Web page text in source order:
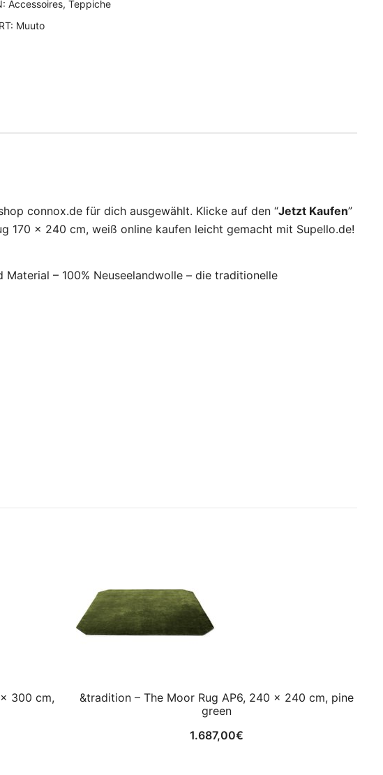
Accessoires, Teppiche
Muuto
connox.de für dich ausgewählt. Klicke auf den “Jetzt Kaufen”
170 x 240 cm, weiß online kaufen leicht gemacht mit Supello.de!
– 100% Neuseelandwolle – die traditionelle
300 cm,
&tradition – The Moor Rug AP6, 240 x 240 cm, pine
green
1.687,00€